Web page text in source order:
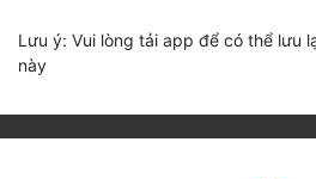
Lưu ý: Vui lòng tải app để có thể lưu
này